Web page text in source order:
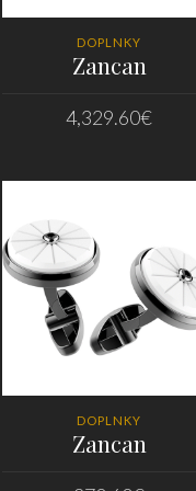
DOPLNKY
Zancan
4,329.60€
DOPLNKY
Zancan